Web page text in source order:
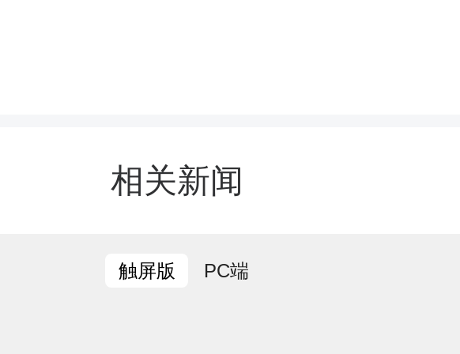
把握党管武装实践指向，扭住应
动员改革这个关键，统筹发展和
相关新闻
触屏版 PC端